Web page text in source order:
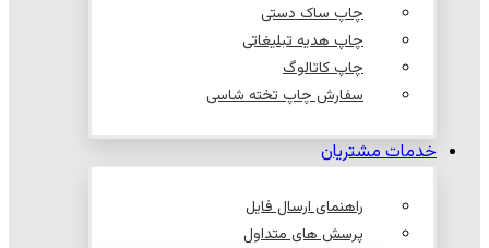
چاپ ساک دستی
چاپ هدیه تبلیغاتی
چاپ کاتالوگ
سفارش چاپ تخته شاسی
خدمات مشتریان
راهنمای ارسال فایل
پرسش های متداول